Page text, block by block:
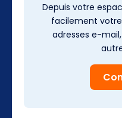
Depuis votre
facilement
adresses e-